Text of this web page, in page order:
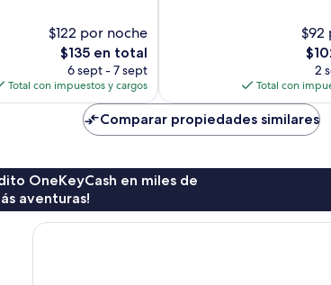
$122 por noche
El
precio
actual
es
$135
$135 en total
6 sept - 7 sept
Total con impuestos y cargos
$92
El
es
de
$102
2
Total con
Comparar propiedades similares
OneKeyCash en miles de
aventuras!